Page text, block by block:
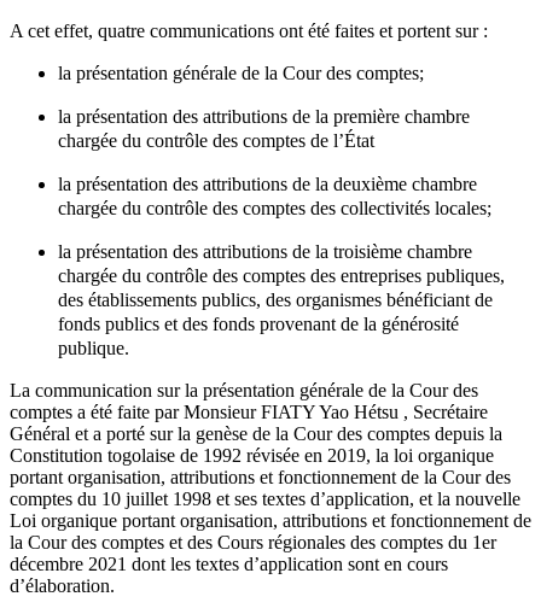
A cet effet, quatre communications ont été faites et portent sur :
la présentation générale de la Cour des comptes;
la présentation des attributions de la première chambre
chargée du contrôle des comptes de l’État
la présentation des attributions de la deuxième chambre
chargée du contrôle des comptes des collectivités locales;
la présentation des attributions de la troisième chambre
chargée du contrôle des comptes des entreprises publiques,
des établissements publics, des organismes bénéficiant de
fonds publics et des fonds provenant de la générosité
publique.
La communication sur la présentation générale de la Cour des
comptes a été faite par Monsieur FIATY Yao Hétsu , Secrétaire
Général et a porté sur la genèse de la Cour des comptes depuis la
Constitution togolaise de 1992 révisée en 2019, la loi organique
portant organisation, attributions et fonctionnement de la Cour des
comptes du 10 juillet 1998 et ses textes d’application, et la nouvelle
Loi organique portant organisation, attributions et fonctionnement de
la Cour des comptes et des Cours régionales des comptes du 1er
décembre 2021 dont les textes d’application sont en cours
d’élaboration.